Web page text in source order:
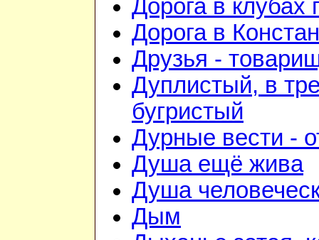
Дорога в клубах
Дорога в
Друзья -
Дуплистый, в
бугристый
Дурные вести -
Душа ещё жива
Душа
Дым